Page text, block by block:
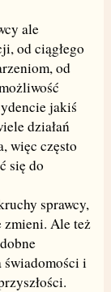
ale
od ciągłego
od
jakiś
działań
więc często
się do
sprawcy,
zmieni. Ale też
świadomości i